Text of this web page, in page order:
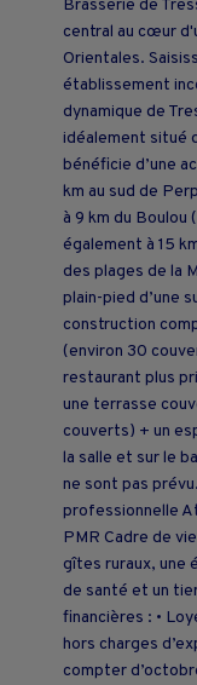
Brasserie de
central au cœur
Orientales.
établissement
dynamique de
idéalement situé
bénéficie d’une
km au sud de
à 9 km du Boulou
également à 15
des plages de la
plain-pied d’une
construction
(environ 30
restaurant plus
une terrasse
couverts) + un
la salle et sur le
ne sont pas
professionnelle
PMR Cadre de
gîtes ruraux, une
de santé et un
financières : •
hors charges
compter